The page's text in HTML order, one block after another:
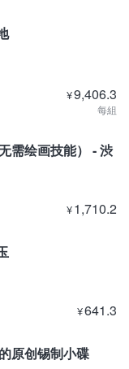
¥9,406.3
每組
需绘画技能） ‐ 渋
¥1,710.2
¥641.3
原创锡制小碟